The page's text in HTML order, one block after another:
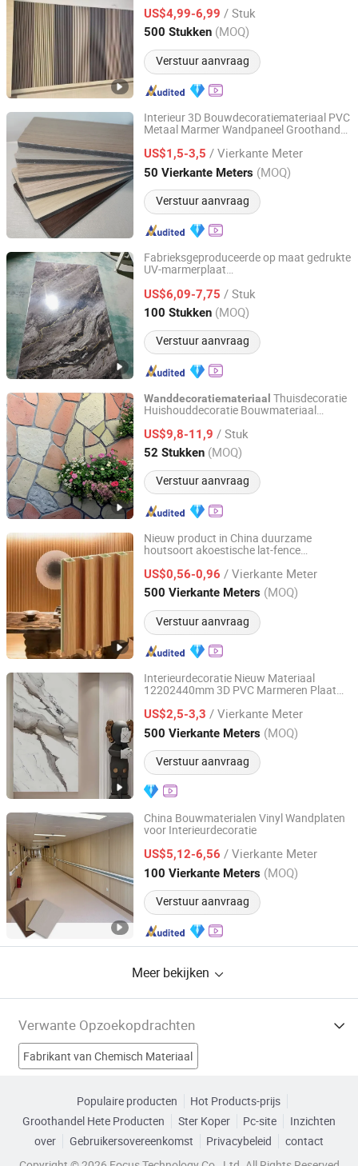
Winkelen
US$4,99-6,99 / Stuk
500 Stukken (MOQ)
Verstuur aanvraag
Shandong, China Sinds 2023
Interieur 3D Bouwdecoratiemateriaal PVC
Metaal Marmer Wandpaneel Groothandel
US$1,5-3,5 / Vierkante Meter
50 Vierkante Meters (MOQ)
Verstuur aanvraag
Dongguan Haojia Building Decoration Materials Co., Ltd.
Guangdong, China Sinds 2024
Fabrieksgeproduceerde op maat gedrukte
UV-marmerplaat
US$6,09-7,75 / Stuk
100 Stukken (MOQ)
Verstuur aanvraag
Shandong Fuxinda Import & Export Co., Ltd.
Shandong, China Sinds 2025
Wanddecoratiemateriaal Thuisdecoratie
Huishouddecoratie Bouwmateriaal
Decoratiemateriaal OEM
US$9,8-11,9 / Stuk
52 Stukken (MOQ)
Verstuur aanvraag
Rainbow Shijiazhuang New Materials Technology Co.,
Ltd.
Hebei, China Sinds 2025
Nieuw product in China duurzame
houtsoort akoestische lat-fence
Shopping
US$0,56-0,96 / Vierkante Meter
500 Vierkante Meters (MOQ)
Verstuur aanvraag
Linyi Changyuan International Trade Co., Ltd.
Shandong, China Sinds 2023
Interieurdecoratie Nieuw Materiaal
12202440mm 3D PVC Marmeren Plaat
Decoratieve Wandpaneel Voorwand
Bouwmateriaal
US$2,5-3,3 / Vierkante Meter
500 Vierkante Meters (MOQ)
Verstuur aanvraag
Zhengzhou Zhongxiu Building Materials Co., Ltd.
Henan, China Sinds 2026
China Bouwmaterialen Vinyl Wandplaten
voor Interieurdecoratie
US$5,12-6,56 / Vierkante Meter
100 Vierkante Meters (MOQ)
Verstuur aanvraag
Guangzhou Pinger Vinyl Material Co., Ltd.
Guangdong, China Sinds 2017
Meer bekijken
Verwante Opzoekopdrachten
Fabrikant van Chemisch Materiaal
Fabrikant van Aluminium materiaal
Populaire producten
Hot Products-prijs
Groothandel Hete Producten
Ster Koper Pc-site
Inzichten
over
Gebruikersovereenkomst Privacybeleid
contact